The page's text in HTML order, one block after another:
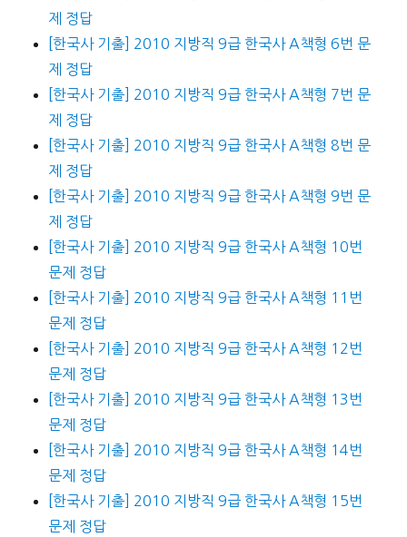
제 정답
[한국사 기출] 2010 지방직 9급 한국사 A책형 6번 문
제 정답
[한국사 기출] 2010 지방직 9급 한국사 A책형 7번 문
제 정답
[한국사 기출] 2010 지방직 9급 한국사 A책형 8번 문
제 정답
[한국사 기출] 2010 지방직 9급 한국사 A책형 9번 문
제 정답
[한국사 기출] 2010 지방직 9급 한국사 A책형 10번
문제 정답
[한국사 기출] 2010 지방직 9급 한국사 A책형 11번
문제 정답
[한국사 기출] 2010 지방직 9급 한국사 A책형 12번
문제 정답
[한국사 기출] 2010 지방직 9급 한국사 A책형 13번
문제 정답
[한국사 기출] 2010 지방직 9급 한국사 A책형 14번
문제 정답
[한국사 기출] 2010 지방직 9급 한국사 A책형 15번
문제 정답